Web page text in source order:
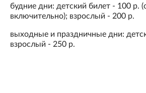
будние дни: детский билет - 100 р.
включительно); взрослый - 200 р.
выходные и праздничные дни:
взрослый - 250 р.